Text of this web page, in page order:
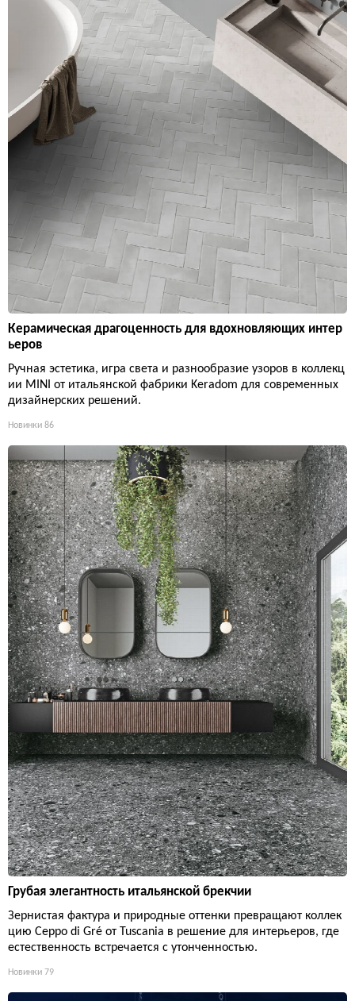
Керамическая драгоценность для вдохновляющих интер
ьеров
Ручная эстетика, игра света и разнообразие узоров в коллекц
ии MINI от итальянской фабрики Keradom для современных
дизайнерских решений.
Новинки 86
Грубая элегантность итальянской брекчии
Зернистая фактура и природные оттенки превращают коллек
цию Ceppo di Gré от Tuscania в решение для интерьеров, где
естественность встречается с утонченностью.
Новинки 79